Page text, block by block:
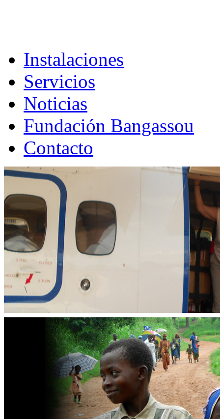
Instalaciones
Servicios
Noticias
Fundación Bangassou
Contacto